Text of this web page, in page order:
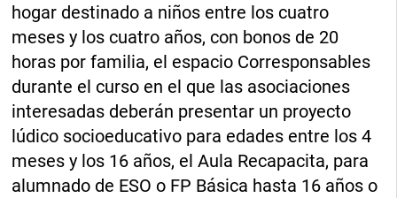
hogar destinado a niños entre los cuatro
meses y los cuatro años, con bonos de 20
horas por familia, el espacio Corresponsables
durante el curso en el que las asociaciones
interesadas deberán presentar un proyecto
lúdico socioeducativo para edades entre los 4
meses y los 16 años, el Aula Recapacita, para
alumnado de ESO o FP Básica hasta 16 años o